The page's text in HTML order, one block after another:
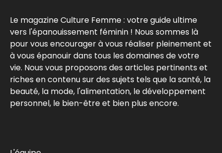
Le magazine Culture Femme : votre guide ultime
vers l'épanouissement féminin ! Nous sommes là
pour vous encourager à vous réaliser pleinement et
à vous épanouir dans tous les domaines de votre
vie. Nous vous proposons des articles pertinents et
riches en contenu sur des sujets tels que la santé, la
beauté, la mode, l'alimentation, le développement
personnel, le bien-être et bien plus encore.